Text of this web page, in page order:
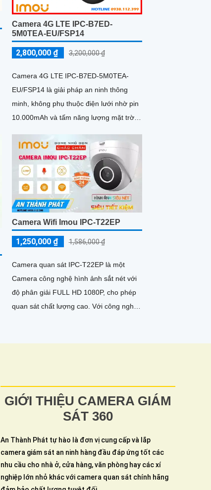
Camera 4G LTE IPC-B7ED-
5M0TEA-EU/FSP14
2,800,000 ₫ 3,200,000 ₫
Camera 4G LTE IPC-B7ED-5M0TEA-
EU/FSP14 là giải pháp an ninh thông
minh, không phụ thuộc điện lưới nhờ pin
10.000mAh và tấm năng lượng mặt trời.
Camera Wifi Imou IPC-T22EP
1,250,000 ₫ 1,586,000 ₫
Camera quan sát IPC-T22EP là một
Camera công nghệ hình ảnh sắt nét với
độ phân giải FULL HD 1080P, cho phép
quan sát chất lượng cao. Với công nghệ
GIỚI THIỆU CAMERA GIÁM
SÁT 360
An Thành Phát tự hào là đơn vị cung cấp và lắp
camera giám sát an ninh hàng đầu đáp ứng tốt các
nhu cầu cho nhà ở, cửa hàng, văn phòng hay các xí
nghiệp lớn nhỏ khác với camera quan sát chính hãng